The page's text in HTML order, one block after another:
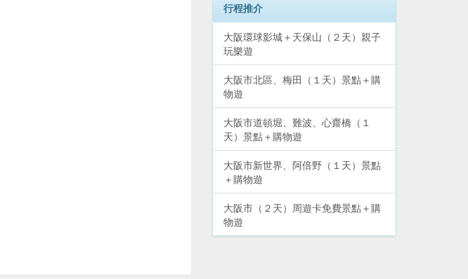
行程推介
大阪環球影城＋天保山（２天）親子
玩樂遊
大阪市北區、梅田（１天）景點＋購
物遊
大阪市道頓堀、難波、心齋橋（１
天）景點＋購物遊
大阪市新世界、阿倍野（１天）景點
＋購物遊
大阪市（２天）周遊卡免費景點＋購
物遊